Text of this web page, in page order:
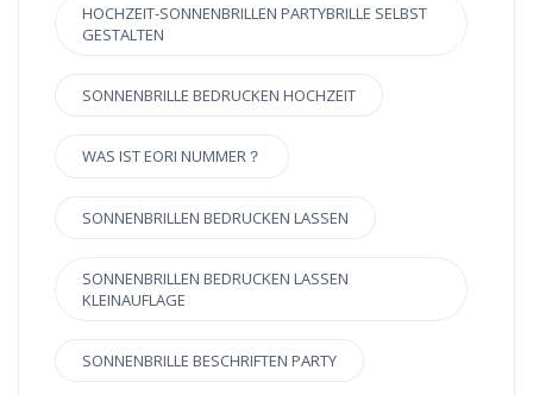
HOCHZEIT-SONNENBRILLEN PARTYBRILLE SELBST
GESTALTEN
SONNENBRILLE BEDRUCKEN HOCHZEIT
WAS IST EORI NUMMER？
SONNENBRILLEN BEDRUCKEN LASSEN
SONNENBRILLEN BEDRUCKEN LASSEN
KLEINAUFLAGE
SONNENBRILLE BESCHRIFTEN PARTY